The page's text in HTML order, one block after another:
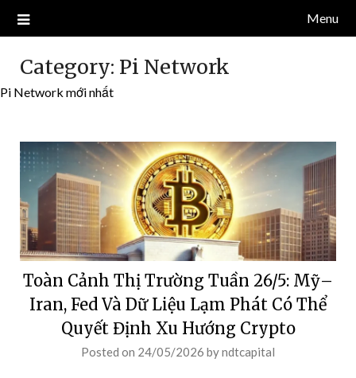
NDT CAPITAL | BLOG TIỀN
ĐIỆN TỬ CRYPTO
Blog về thị trường crypto, tiền điện tử, tiền mã hoá, công nghệ
blockchain.
Menu
Category: Pi Network
Pi Network mới nhất
Toàn Cảnh Thị Trường Tuần 26/5: Mỹ–
Iran, Fed Và Dữ Liệu Lạm Phát Có Thể
Quyết Định Xu Hướng Crypto
Posted on 24/05/2026 byndtcapital